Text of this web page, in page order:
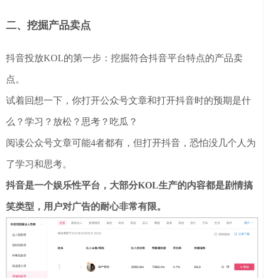
二、挖掘产品卖点
抖音投放KOL的第一步：挖掘符合抖音平台特点的产品卖
点。
试着回想一下，你打开公众号文章和打开抖音时的预期是什
么？学习？放松？思考？吃瓜？
阅读公众号文章可能4者都有，但打开抖音，恐怕没几个人为
了学习和思考。
抖音是一个娱乐性平台，大部分KOL生产的内容都是剧情搞
笑类型，用户对广告的耐心非常有限。